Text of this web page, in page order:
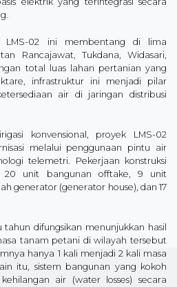
LMS-02 ini membentang di lima
Rancajawat, Tukdana, Widasari,
total luas lahan pertanian yang
infrastruktur ini menjadi pilar
air di jaringan distribusi
konvensional, proyek LMS-02
melalui penggunaan pintu air
telemetri. Pekerjaan konstruksi
20 unit bangunan offtake, 9 unit
generator (generator house), dan 17
difungsikan menunjukkan hasil
tanam petani di wilayah tersebut
hanya 1 kali menjadi 2 kali masa
itu, sistem bangunan yang kokoh
air (water losses) secara